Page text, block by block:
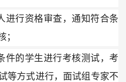
进行资格审查，通知符合条
；
件的学生进行考核测试，考
等方式进行，面试组专家不